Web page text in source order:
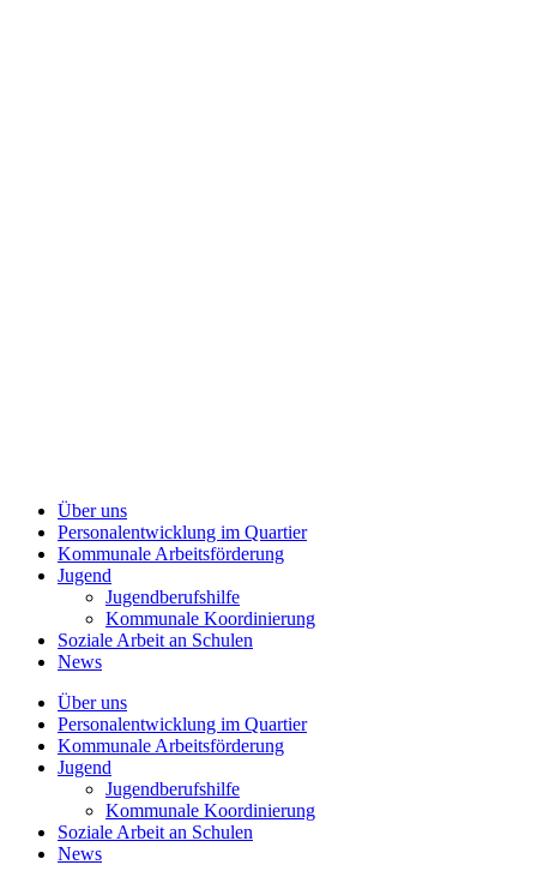
Über uns
Personalentwicklung im Quartier
Kommunale Arbeitsförderung
Jugend
Jugendberufshilfe
Kommunale Koordinierung
Soziale Arbeit an Schulen
News
Über uns
Personalentwicklung im Quartier
Kommunale Arbeitsförderung
Jugend
Jugendberufshilfe
Kommunale Koordinierung
Soziale Arbeit an Schulen
News